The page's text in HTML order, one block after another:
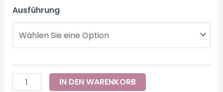
Ausführung
IN DEN WARENKORB